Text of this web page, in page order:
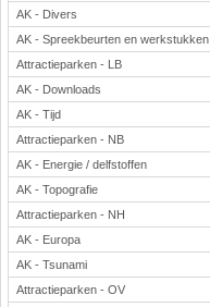
AK - Divers
AK - Spreekbeurten en werkstukken
Attractieparken - LB
AK - Downloads
AK - Tijd
Attractieparken - NB
AK - Energie / delfstoffen
AK - Topografie
Attractieparken - NH
AK - Europa
AK - Tsunami
Attractieparken - OV